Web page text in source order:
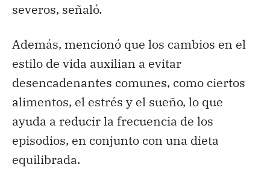
severos, señaló.
Además, mencionó que los cambios en el
estilo de vida auxilian a evitar
desencadenantes comunes, como ciertos
alimentos, el estrés y el sueño, lo que
ayuda a reducir la frecuencia de los
episodios, en conjunto con una dieta
equilibrada.